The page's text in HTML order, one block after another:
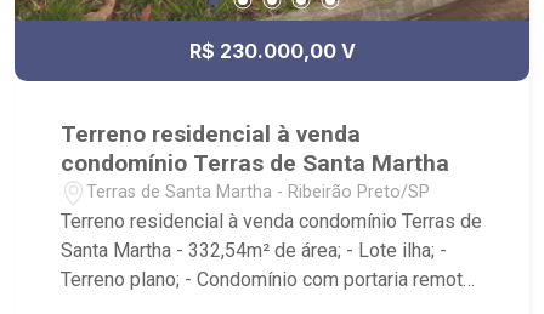
R$ 230.000,00 V
Terreno residencial à venda
condomínio Terras de Santa Martha
Terras de Santa Martha - Ribeirão Preto/SP
Terreno residencial à venda condomínio Terras de
Santa Martha - 332,54m² de área; - Lote ilha; -
Terreno plano; - Condomínio com portaria remota,